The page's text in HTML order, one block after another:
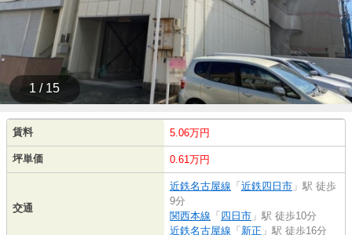
1 / 15
賃料 5.06万円
坪単価 0.61万円
交通
近鉄名古屋線 「 近鉄四日市 」駅 徒歩
9分
関西本線 「 四日市 」駅 徒歩10分
近鉄名古屋線 「 新正 」駅 徒歩16分